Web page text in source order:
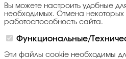
Вы можете настроить удобные
необходимых. Отмена некоторых
работоспособность сайта.
Функциональные/
Эти файлы cookie необходимы